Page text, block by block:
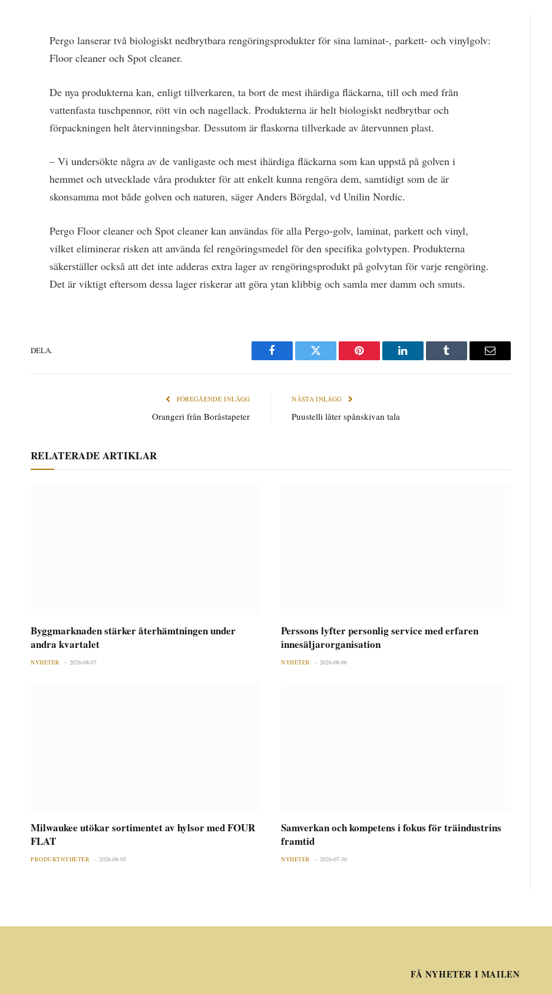
Pergo lanserar två biologiskt nedbrytbara rengöringsprodukter för sina laminat-, parkett- och vinylgolv:
Floor cleaner och Spot cleaner.
De nya produkterna kan, enligt tillverkaren, ta bort de mest ihärdiga fläckarna, till och med från
vattenfasta tuschpennor, rött vin och nagellack. Produkterna är helt biologiskt nedbrytbar och
förpackningen helt återvinningsbar. Dessutom är flaskorna tillverkade av återvunnen plast.
– Vi undersökte några av de vanligaste och mest ihärdiga fläckarna som kan uppstå på golven i
hemmet och utvecklade våra produkter för att enkelt kunna rengöra dem, samtidigt som de är
skonsamma mot både golven och naturen, säger Anders Börgdal, vd Unilin Nordic.
Pergo Floor cleaner och Spot cleaner kan användas för alla Pergo-golv, laminat, parkett och vinyl,
vilket eliminerar risken att använda fel rengöringsmedel för den specifika golvtypen. Produkterna
säkerställer också att det inte adderas extra lager av rengöringsprodukt på golvytan för varje rengöring.
Det är viktigt eftersom dessa lager riskerar att göra ytan klibbig och samla mer damm och smuts.
DELA.
Facebook Twitter Pinterest LinkedIn Tumblr
E-
FÖREGÅENDE INLÄGG
Orangeri från Boråstapeter
NÄSTA INLÄGG
Puustelli låter spånskivan tala
RELATERADE ARTIKLAR
Byggmarknaden stärker återhämtningen under
andra kvartalet
NYHETER 2026-08-07
Perssons lyfter personlig service med erfaren
innesäljarorganisation
NYHETER 2026-08-06
Milwaukee utökar sortimentet av hylsor med FOUR
FLAT
PRODUKTNYHETER 2026-08-05
Samverkan och kompetens i fokus för träindustrins
framtid
NYHETER 2026-07-30
FÅ NYHETER I MAILEN